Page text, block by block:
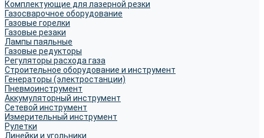
Комплектующие для лазерной резки
Газосварочное оборудование
Газовые горелки
Газовые резаки
Лампы паяльные
Газовые редукторы
Регуляторы расхода газа
Строительное оборудование и инструмент
Генераторы (электростанции)
Пневмоинструмент
Аккумуляторный инструмент
Сетевой инструмент
Измерительный инструмент
Рулетки
Линейки и угольники